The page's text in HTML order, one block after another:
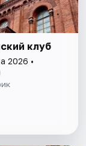
клуб
2026 •